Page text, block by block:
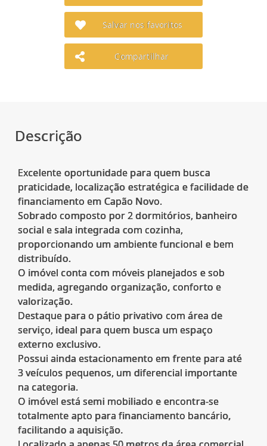
Salvar nos favoritos
Compartilhar
Descrição
Excelente oportunidade para quem busca
praticidade, localização estratégica e facilidade de
financiamento em Capão Novo.
Sobrado composto por 2 dormitórios, banheiro
social e sala integrada com cozinha,
proporcionando um ambiente funcional e bem
distribuído.
O imóvel conta com móveis planejados e sob
medida, agregando organização, conforto e
valorização.
Destaque para o pátio privativo com área de
serviço, ideal para quem busca um espaço
externo exclusivo.
Possui ainda estacionamento em frente para até
3 veículos pequenos, um diferencial importante
na categoria.
O imóvel está semi mobiliado e encontra-se
totalmente apto para financiamento bancário,
facilitando a aquisição.